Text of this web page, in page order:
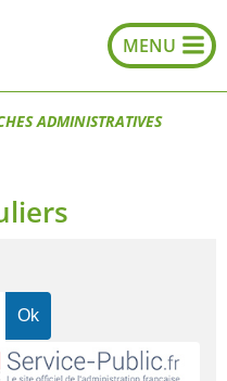
ADMINISTRATIVES